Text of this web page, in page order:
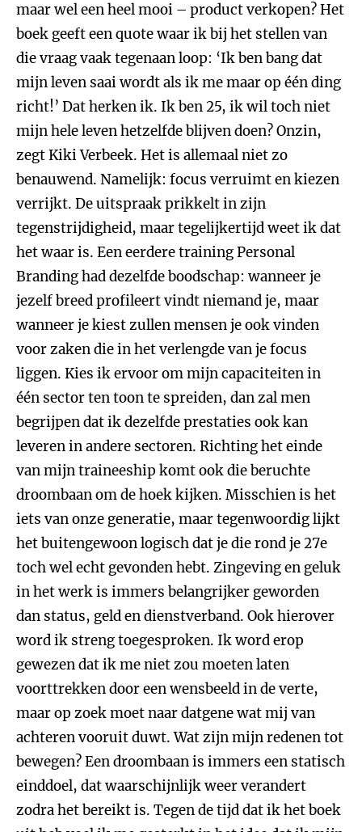
maar wel een heel mooi – product verkopen? Het
boek geeft een quote waar ik bij het stellen van
die vraag vaak tegenaan loop: ‘Ik ben bang dat
mijn leven saai wordt als ik me maar op één ding
richt!’ Dat herken ik. Ik ben 25, ik wil toch niet
mijn hele leven hetzelfde blijven doen? Onzin,
zegt Kiki Verbeek. Het is allemaal niet zo
benauwend. Namelijk: focus verruimt en kiezen
verrijkt. De uitspraak prikkelt in zijn
tegenstrijdigheid, maar tegelijkertijd weet ik dat
het waar is. Een eerdere training Personal
Branding had dezelfde boodschap: wanneer je
jezelf breed profileert vindt niemand je, maar
wanneer je kiest zullen mensen je ook vinden
voor zaken die in het verlengde van je focus
liggen. Kies ik ervoor om mijn capaciteiten in
één sector ten toon te spreiden, dan zal men
begrijpen dat ik dezelfde prestaties ook kan
leveren in andere sectoren. Richting het einde
van mijn traineeship komt ook die beruchte
droombaan om de hoek kijken. Misschien is het
iets van onze generatie, maar tegenwoordig lijkt
het buitengewoon logisch dat je die rond je 27e
toch wel echt gevonden hebt. Zingeving en geluk
in het werk is immers belangrijker geworden
dan status, geld en dienstverband. Ook hierover
word ik streng toegesproken. Ik word erop
gewezen dat ik me niet zou moeten laten
voorttrekken door een wensbeeld in de verte,
maar op zoek moet naar datgene wat mij van
achteren vooruit duwt. Wat zijn mijn redenen tot
bewegen? Een droombaan is immers een statisch
einddoel, dat waarschijnlijk weer verandert
zodra het bereikt is. Tegen de tijd dat ik het boek